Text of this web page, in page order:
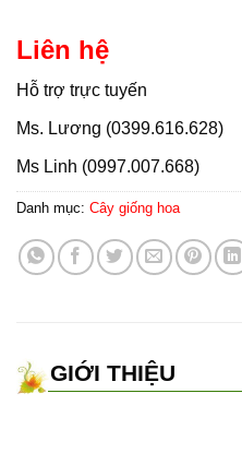
Liên hệ
Hỗ trợ trực tuyến
Ms. Lương (0399.616.628)
Ms Linh (0997.007.668)
Danh mục: Cây giống hoa
GIỚI THIỆU